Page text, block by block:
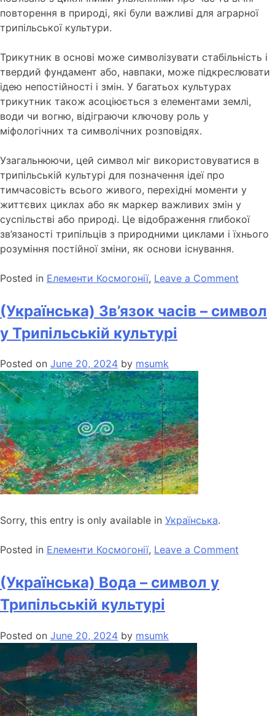
повторення в природі, які були важливі для аграрної
трипільської культури.
Трикутник в основі може символізувати стабільність і
твердий фундамент або, навпаки, може підкреслювати
ідею непостійності і змін. У багатьох культурах
трикутник також асоціюється з елементами землі,
води чи вогню, відіграючи ключову роль у
міфологічних та символічних розповідях.
Узагальнюючи, цей символ міг використовуватися в
трипільській культурі для позначення ідеї про
тимчасовість всього живого, перехідні моменти у
життєвих циклах або як маркер важливих змін у
суспільстві або природі. Це відображення глибокої
зв’язаності трипільців з природними циклами і їхнього
розуміння постійної зміни, як основи існування.
Posted in Елементи Космогонії, Leave a Comment
(Українська) Зв’язок часів – символ
у Трипільській культурі
Posted on June 20, 2024 by msumk
Sorry, this entry is only available in Українська.
Posted in Елементи Космогонії, Leave a Comment
(Українська) Вода – символ у
Трипільській культурі
Posted on June 20, 2024 by msumk